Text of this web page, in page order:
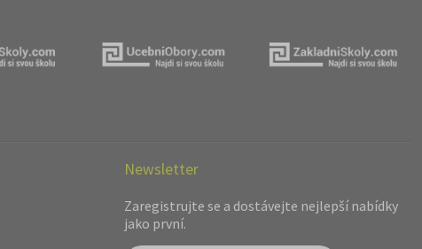
Newsletter
Zaregistrujte se a dostávejte nejlepší nabídky
jako první.